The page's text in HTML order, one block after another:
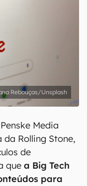
Rebouças/Unsplash
Media
da Rolling Stone,
de
que a Big Tech
para